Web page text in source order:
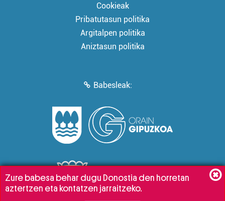
Cookieak
Pribatutasun politika
Argitalpen politika
Aniztasun politika
Babesleak:
Zure babesa behar dugu Donostia den horretan
aztertzen eta kontatzen jarraitzeko.